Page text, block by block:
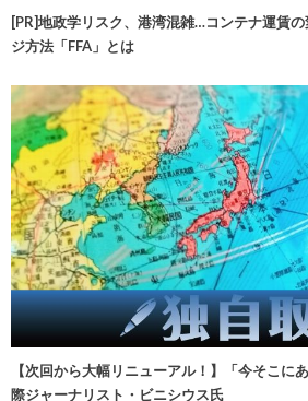
[PR]地政学リスク、港湾混雑…コンテナ運賃
ジ方法「FFA」とは
【次回から大幅リニューアル！】「今そこ
際ジャーナリスト・ビニシウス氏